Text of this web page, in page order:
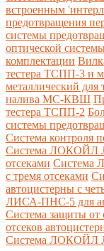
встроенным
предотвращения
системы
оптической
комплектации
тестера ТСПП-3 и
металлический
налива МС-КВШ
тестера ТСПП-2
системы
Cистема контроля
Система ЛОКОЙЛ
отсеками Система
с тремя отсеками
автоцистерны с
ЛИСА-ПНС-5 для
Система защиты от
отсеков
Система ЛОКОЙЛ